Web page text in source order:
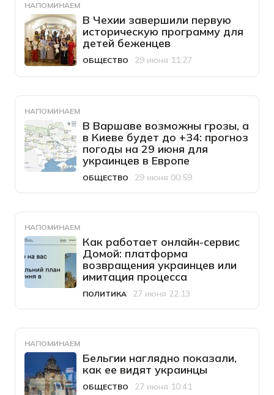
НАПОМИНАЕМ
В Чехии завершили первую
историческую программу для
детей беженцев
Категория
ОБЩЕСТВО
Дата публикации
29 июня 11:27
НАПОМИНАЕМ
В Варшаве возможны грозы, а
в Киеве будет до +34: прогноз
погоды на 29 июня для
украинцев в Европе
Категория
ОБЩЕСТВО
Дата публикации
29 июня 00:59
НАПОМИНАЕМ
Как работает онлайн-сервис
Домой: платформа
возвращения украинцев или
имитация процесса
Категория
ПОЛИТИКА
Дата публикации
27 июня 22:13
НАПОМИНАЕМ
Бельгии наглядно показали,
как ее видят украинцы
Категория
ОБЩЕСТВО
Дата публикации
27 июня 10:41